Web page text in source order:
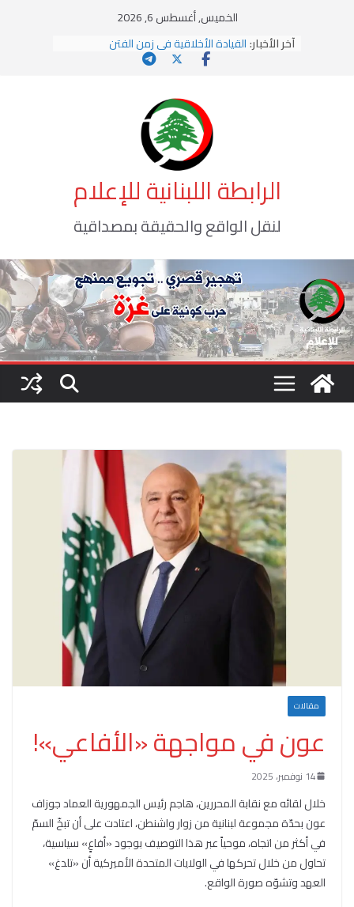
الخميس, أغسطس 6, 2026
آخر الأخبار:القيادة الأخلاقية في زمن الفتن
الاستلاب الثقافي وتحديات الهوية الإسلامية
يومَ يَفيضُ العَرَقُ
الرابطة اللبنانية للإعلام
لنقل الواقع والحقيقة بمصداقية
مقالات
عون في مواجهة «الأفاعي»!
14 نوفمبر، 2025
خلال لقائه مع نقابة المحررين، هاجم رئيس الجمهورية العماد جوزاف
عون بحدّة مجموعة لبنانية من زوار واشنطن، اعتادت على أن تبخّ السمّ
في أكثر من اتجاه، موحياً عبر هذا التوصيف بوجود «أفاعٍ» سياسية،
تحاول من خلال تحركها في الولايات المتحدة الأميركية أن «تلدغ»
العهد وتشوّه صورة الواقع.